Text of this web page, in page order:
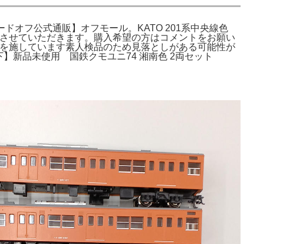
オフ公式通販】オフモール。KATO 201系中央線色
せていただきます。購入希望の方はコメントをお願い
施しています素人検品のため見落としがある可能性が
】新品未使用 国鉄クモユニ74 湘南色 2両セット